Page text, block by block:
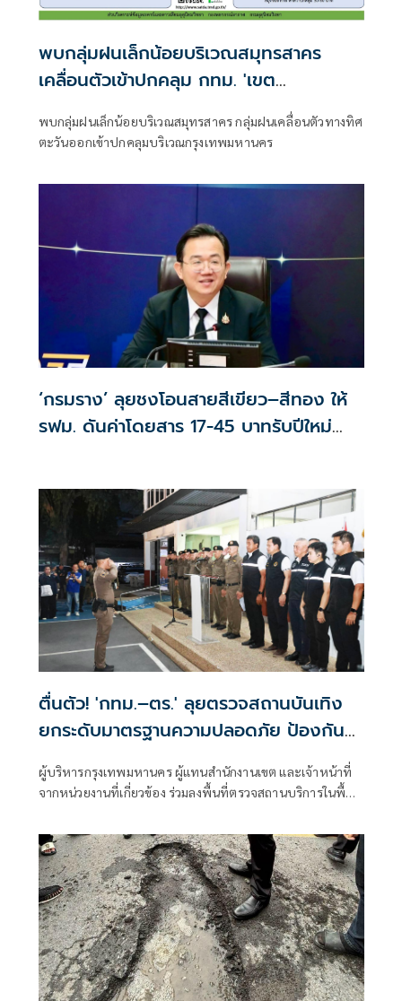
พบกลุ่มฝนเล็กน้อยบริเวณสมุทรสาคร
เคลื่อนตัวเข้าปกคลุม กทม. 'เขต
บางขุนเทียน-ทุ่งครุ'
พบกลุ่มฝนเล็กน้อยบริเวณสมุทรสาคร กลุ่มฝนเคลื่อนตัวทางทิศ
ตะวันออกเข้าปกคลุมบริเวณกรุงเทพมหานคร
‘กรมราง’ ลุยชงโอนสายสีเขียว–สีทอง ให้
รฟม. ดันค่าโดยสาร 17-45 บาทรับปีใหม่
ตื่นตัว! 'กทม.–ตร.' ลุยตรวจสถานบันเทิง
ยกระดับมาตรฐานความปลอดภัย ป้องกัน
ผู้บริหารกรุงเทพมหานคร ผู้แทนสำนักงานเขต และเจ้าหน้าที่
จากหน่วยงานที่เกี่ยวข้อง ร่วมลงพื้นที่ตรวจสถานบริการในพื้นที่
ปลอดภัย